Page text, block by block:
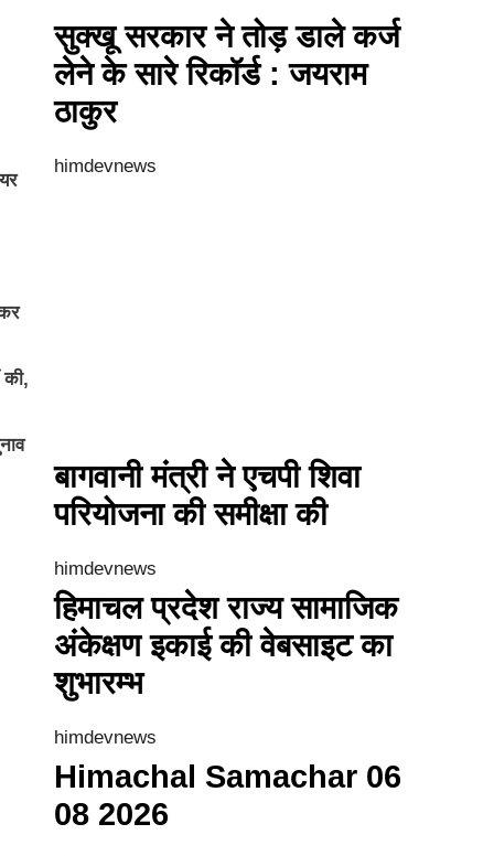
की,
सुक्खू सरकार ने तोड़ डाले कर्ज
लेने के सारे रिकॉर्ड : जयराम
ठाकुर
himdevnews
बागवानी मंत्री ने एचपी शिवा
परियोजना की समीक्षा की
himdevnews
हिमाचल प्रदेश राज्य सामाजिक
अंकेक्षण इकाई की वेबसाइट का
शुभारम्भ
himdevnews
Himachal Samachar 06
08 2026